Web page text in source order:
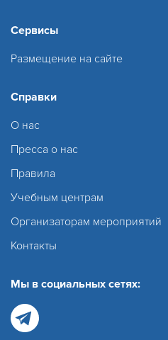
Сервисы
Размещение на сайте
Справки
О нас
Пресса о нас
Правила
Учебным центрам
Организаторам мероприятий
Контакты
Мы в социальных сетях: